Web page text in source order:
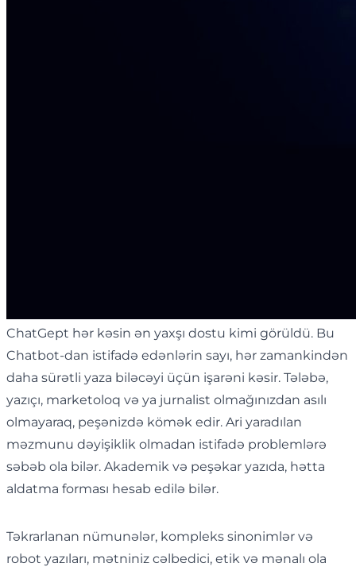
ChatGept hər kəsin ən yaxşı dostu kimi görüldü. Bu
Chatbot-dan istifadə edənlərin sayı, hər zamankindən
daha sürətli yaza biləcəyi üçün işarəni kəsir. Tələbə,
yazıçı, marketoloq və ya jurnalist olmağınızdan asılı
olmayaraq, peşənizdə kömək edir. Ari yaradılan
məzmunu dəyişiklik olmadan istifadə problemlərə
səbəb ola bilər. Akademik və peşəkar yazıda, hətta
aldatma forması hesab edilə bilər.
Təkrarlanan nümunələr, kompleks sinonimlər və
robot yazıları, mətniniz cəlbedici, etik və mənalı ola